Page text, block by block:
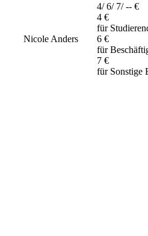
Nicole Anders
4/ 6/ 7/ -- €
4 €
für
6 €
für
7 €
für Sonstige